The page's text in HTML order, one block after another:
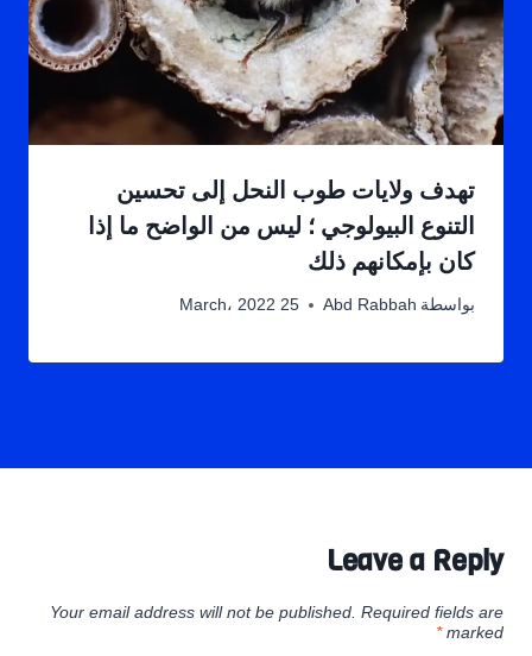
تهدف ولايات طوب النحل إلى تحسين
التنوع البيولوجي ؛ ليس من الواضح ما إذا
كان بإمكانهم ذلك
بواسطة Abd Rabbah 25 March، 2022
Leave a Reply
Your email address will not be published. Required fields are
marked
*